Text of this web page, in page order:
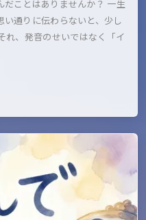
ことはありませんか？ 一生
通りに伝わらないと、少し
れ、発音のせいではなく「イ